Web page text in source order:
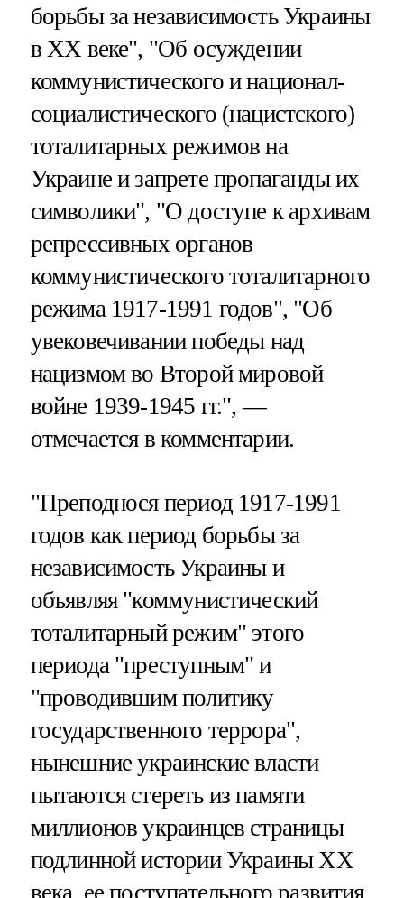
борьбы за независимость Украины
в XX веке", "Об осуждении
коммунистического и национал-
социалистического (нацистского)
тоталитарных режимов на
Украине и запрете пропаганды их
символики", "О доступе к архивам
репрессивных органов
коммунистического тоталитарного
режима 1917-1991 годов", "Об
увековечивании победы над
нацизмом во Второй мировой
войне 1939-1945 гг.", —
отмечается в комментарии.
"Преподнося период 1917-1991
годов как период борьбы за
независимость Украины и
объявляя "коммунистический
тоталитарный режим" этого
периода "преступным" и
"проводившим политику
государственного террора",
нынешние украинские власти
пытаются стереть из памяти
миллионов украинцев страницы
подлинной истории Украины XX
века, ее поступательного развития